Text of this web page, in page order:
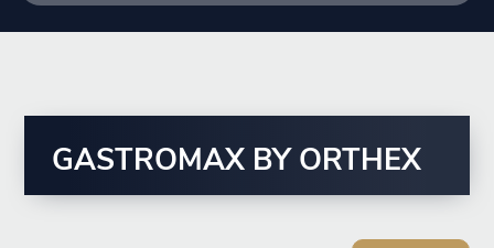
GASTROMAX BY ORTHEX